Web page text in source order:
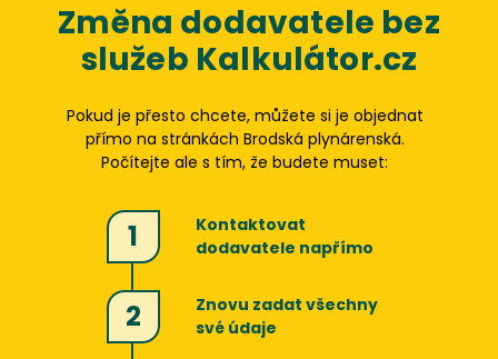
Změna dodavatele bez
služeb Kalkulátor.cz
Pokud je přesto chcete, můžete si je objednat
přímo na stránkách Brodská plynárenská.
Počítejte ale s tím, že budete muset:
1
Kontaktovat
dodavatele napřímo
2
Znovu zadat všechny
své údaje